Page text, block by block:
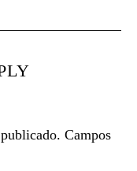
Campos